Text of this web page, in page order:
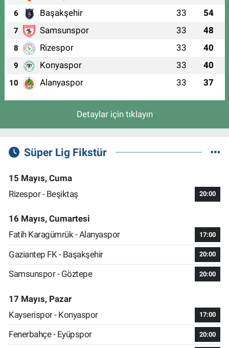
6 Başakşehir 33 54
7 Samsunspor 33 48
8 Rizespor 33 40
9 Konyaspor 33 40
10 Alanyaspor 33 37
Detaylar için tıklayın
Süper Lig Fikstür
15 Mayıs, Cuma
Rizespor - Beşiktaş
20:00
16 Mayıs, Cumartesi
Fatih Karagümrük - Alanyaspor
17:00
Gaziantep FK - Başakşehir 20:00
Samsunspor - Göztepe 20:00
17 Mayıs, Pazar
Kayserispor - Konyaspor
17:00
Fenerbahçe - Eyüpspor 20:00